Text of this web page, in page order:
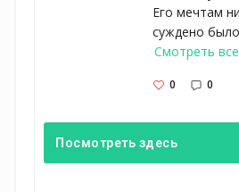
Его мечтам
суждено
Смотреть все
0 0
Посмотреть здесь